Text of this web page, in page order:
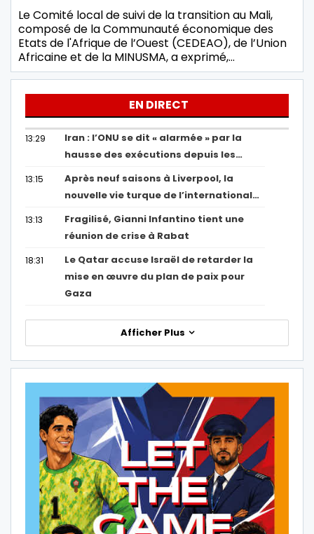
Le Comité local de suivi de la transition au Mali,
composé de la Communauté économique des
Etats de l'Afrique de l’Ouest (CEDEAO), de l’Union
Africaine et de la MINUSMA, a exprimé,…
EN DIRECT
13:29
Iran : l’ONU se dit « alarmée » par la
hausse des exécutions depuis les…
13:15
Après neuf saisons à Liverpool, la
nouvelle vie turque de l’international…
13:13
Fragilisé, Gianni Infantino tient une
réunion de crise à Rabat
18:31
Le Qatar accuse Israël de retarder la
mise en œuvre du plan de paix pour
Gaza
Afficher Plus